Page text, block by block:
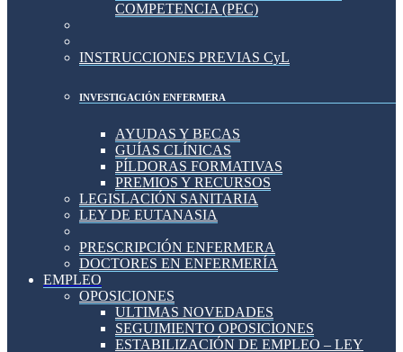
COMPETENCIA (PEC)
INSTRUCCIONES PREVIAS CyL
INVESTIGACIÓN ENFERMERA
AYUDAS Y BECAS
GUÍAS CLÍNICAS
PÍLDORAS FORMATIVAS
PREMIOS Y RECURSOS
LEGISLACIÓN SANITARIA
LEY DE EUTANASIA
PRESCRIPCIÓN ENFERMERA
DOCTORES EN ENFERMERÍA
EMPLEO
OPOSICIONES
ULTIMAS NOVEDADES
SEGUIMIENTO OPOSICIONES
ESTABILIZACIÓN DE EMPLEO – LEY